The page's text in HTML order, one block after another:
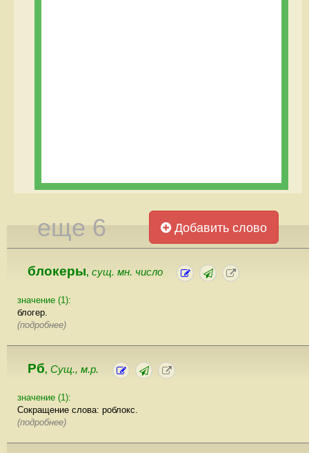
еще 6 Добавить слово
блокеры, сущ. мн. число
значение (1):
блогер.
(подробнее)
Рб, Сущ., м.р.
значение (1):
Сокращение слова: роблокс.
(подробнее)